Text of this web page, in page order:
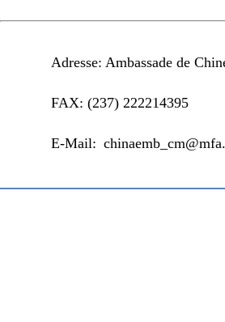
Adresse: Ambassade de
FAX: (237) 222214395
E-Mail: